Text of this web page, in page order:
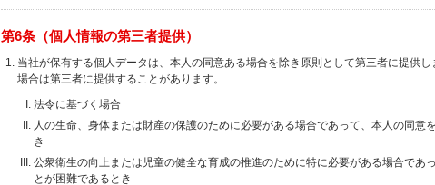
第6条（個人情報の第三者提供）
当社が保有する個人データは、本人の同意ある場合を除き原則として第三者に提供
場合は第三者に提供することがあります。
法令に基づく場合
人の生命、身体または財産の保護のために必要がある場合であって、本人の同意
き
公衆衛生の向上または児童の健全な育成の推進のために特に必要がある場合であ
とが困難であるとき